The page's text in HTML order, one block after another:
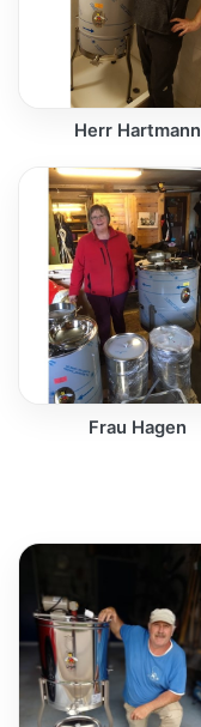
Herr Hartmann
Frau Hagen